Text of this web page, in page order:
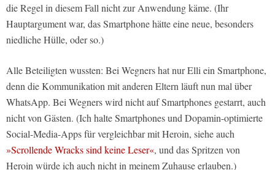
die Regel in diesem Fall nicht zur Anwendung käme. (Ihr
Hauptargument war, das Smartphone hätte eine neue, besonders
niedliche Hülle, oder so.)
Alle Beteiligten wussten: Bei Wegners hat nur Elli ein Smartphone,
denn die Kommunikation mit anderen Eltern läuft nun mal über
WhatsApp. Bei Wegners wird nicht auf Smartphones gestarrt, auch
nicht von Gästen. (Ich halte Smartphones und Dopamin-optimierte
Social-Media-Apps für vergleichbar mit Heroin, siehe auch
»Scrollende Wracks sind keine Leser«, und das Spritzen von
Heroin würde ich auch nicht in meinem Zuhause erlauben.)